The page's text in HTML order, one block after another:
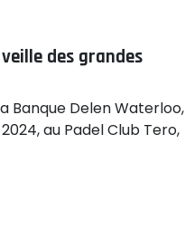
des grandes
Banque Delen Waterloo,
au Padel Club Tero,